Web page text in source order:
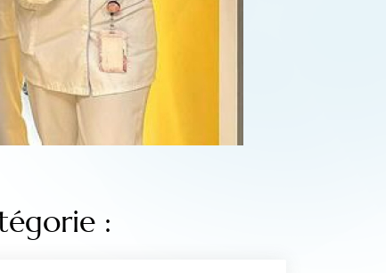
: